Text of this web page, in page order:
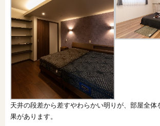
天井の段差から差すやわらかい明りが、部屋全体
果があります。